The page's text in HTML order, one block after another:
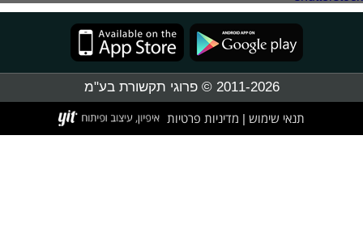
2011-2026 © פרוגי תקשורת בע"מ
תנאי שימוש מדיניות פרטיות